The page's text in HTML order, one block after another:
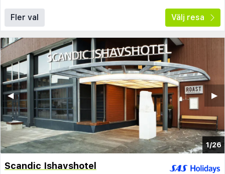
Fler val Välj resa
1/26
▶︎
◀︎
Scandic Ishavshotel